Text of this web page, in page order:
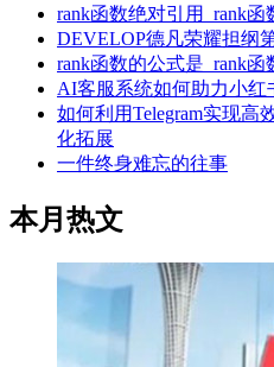
rank函数绝对引用_rank
DEVELOP德凡荣耀担纲
rank函数的公式是_rank函
AI客服系统如何助力小红
如何利用Telegram实现高
化拓展
一件终身难忘的往事
本月热文